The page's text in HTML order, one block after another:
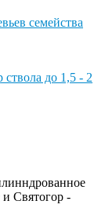
семейства
до 1,5 - 2
Святогор -